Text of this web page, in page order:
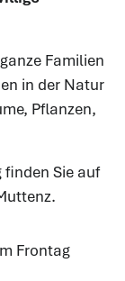
Familien
in der Natur
Pflanzen,
Sie auf
neuen Fenster